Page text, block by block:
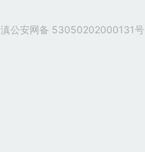
滇公安网备 53050202000131号